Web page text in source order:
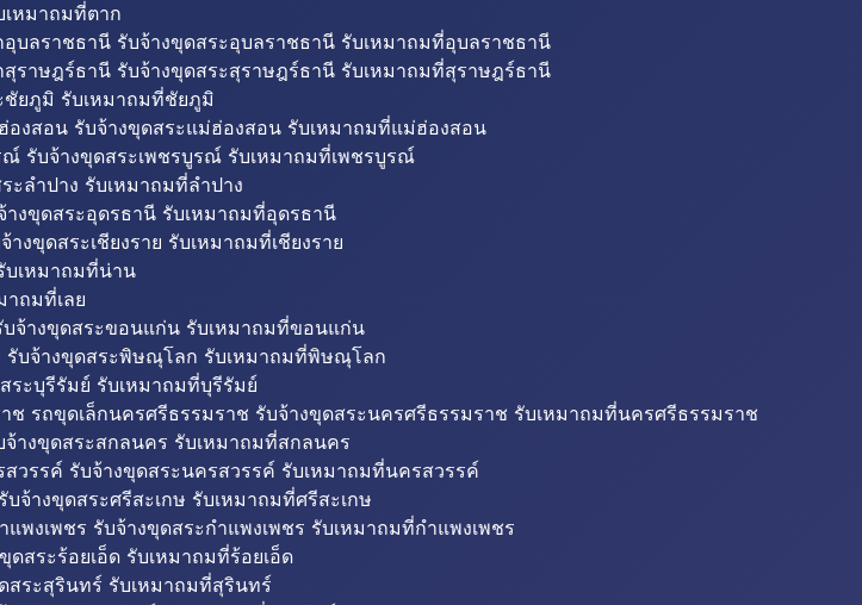
เหมาถมที่ตาก
บลราชธานี รับจ้างขุดสระอุบลราชธานี รับเหมาถมที่อุบลราชธานี
ราษฎร์ธานี รับจ้างขุดสระสุราษฎร์ธานี รับเหมาถมที่สุราษฎร์ธานี
ชัยภูมิ รับเหมาถมที่ชัยภูมิ
งสอน รับจ้างขุดสระแม่ฮ่องสอน รับเหมาถมที่แม่ฮ่องสอน
รับจ้างขุดสระเพชรบูรณ์ รับเหมาถมที่เพชรบูรณ์
ะลำปาง รับเหมาถมที่ลำปาง
งขุดสระอุดรธานี รับเหมาถมที่อุดรธานี
างขุดสระเชียงราย รับเหมาถมที่เชียงราย
บเหมาถมที่น่าน
าถมที่เลย
จ้างขุดสระขอนแก่น รับเหมาถมที่ขอนแก่น
บจ้างขุดสระพิษณุโลก รับเหมาถมที่พิษณุโลก
ระบุรีรัมย์ รับเหมาถมที่บุรีรัมย์
รถขุดเล็กนครศรีธรรมราช รับจ้างขุดสระนครศรีธรรมราช รับเหมาถมที่นครศรีธรรมราช
างขุดสระสกลนคร รับเหมาถมที่สกลนคร
วรรค์ รับจ้างขุดสระนครสวรรค์ รับเหมาถมที่นครสวรรค์
จ้างขุดสระศรีสะเกษ รับเหมาถมที่ศรีสะเกษ
พงเพชร รับจ้างขุดสระกำแพงเพชร รับเหมาถมที่กำแพงเพชร
ดสระร้อยเอ็ด รับเหมาถมที่ร้อยเอ็ด
สระสุรินทร์ รับเหมาถมที่สุรินทร์